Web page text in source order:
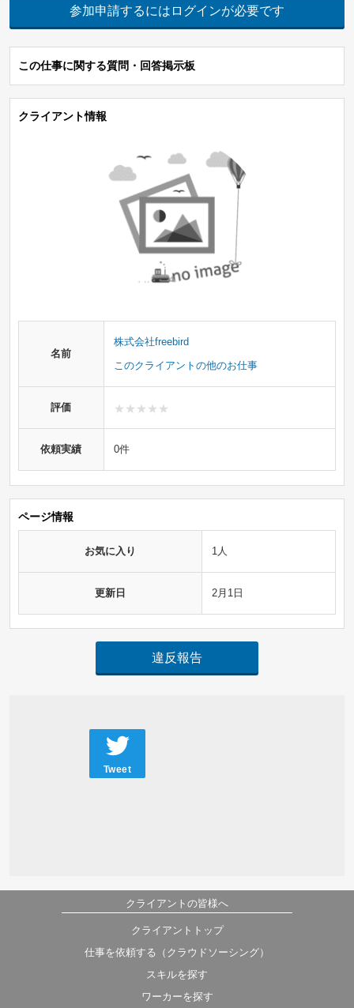
参加申請するにはログインが必要です
この仕事に関する質問・回答掲示板
クライアント情報
名前
株式会社freebird
このクライアントの他のお仕事
評価
依頼実績 0件
ページ情報
お気に入り 1人
更新日 2月1日
違反報告
Tweet
クライアントの皆様へ
クライアントトップ
仕事を依頼する（クラウドソーシング）
スキルを探す
ワーカーを探す